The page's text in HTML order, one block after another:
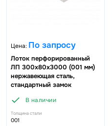
Цена: По запросу
Лоток перфорированный
ЛП 300х80х3000 (001 мм)
нержавеющая сталь,
стандартный замок
В наличии
Толщина стали
001